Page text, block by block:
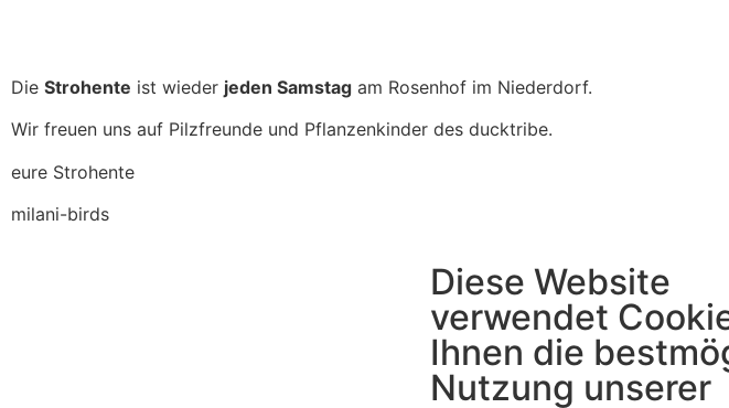
Die Strohente ist wieder jeden Samstag am Rosenhof im Niederdorf.
Wir freuen uns auf Pilzfreunde und Pflanzenkinder des ducktribe.
eure Strohente
milani-birds
Diese Website
verwendet
Ihnen die
Nutzung unserer